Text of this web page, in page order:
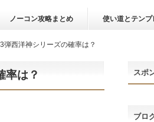
ノーコン攻略まとめ 使い道とテンプ
弾西洋神シリーズの確率は？
率は？ スポ
ブロ